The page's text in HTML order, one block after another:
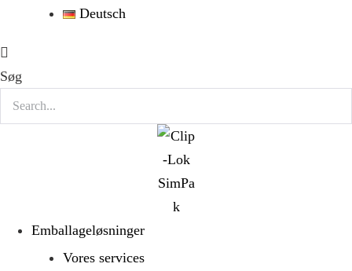
Deutsch
Søg
Emballageløsninger
Vores services